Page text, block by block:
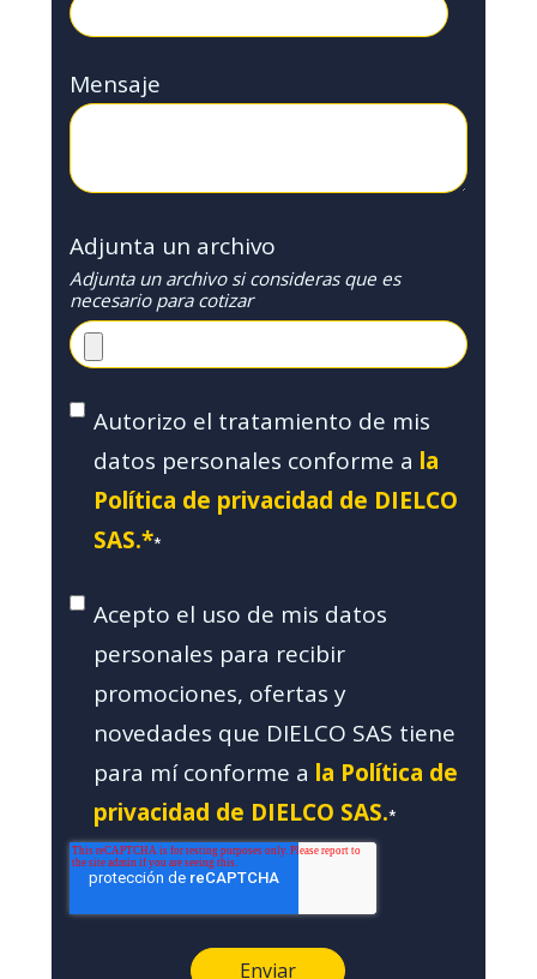
Mensaje
Adjunta un archivo
Adjunta un archivo si consideras que es
necesario para cotizar
Autorizo el tratamiento de mis
datos personales conforme a la
Política de privacidad de DIELCO
SAS.**
Acepto el uso de mis datos
personales para recibir
promociones, ofertas y
novedades que DIELCO SAS tiene
para mí conforme a la Política de
privacidad de DIELCO SAS.*